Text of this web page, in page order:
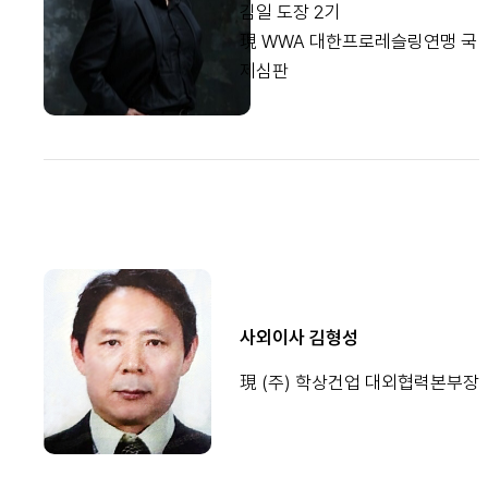
김일 도장 2기
現 WWA 대한프로레슬링연맹 국
제심판
사외이사 김형성
現 (주) 학상건업 대외협력본부장